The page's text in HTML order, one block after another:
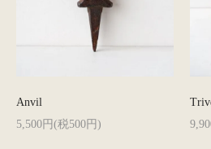
Anvil
5,500円(税500円)